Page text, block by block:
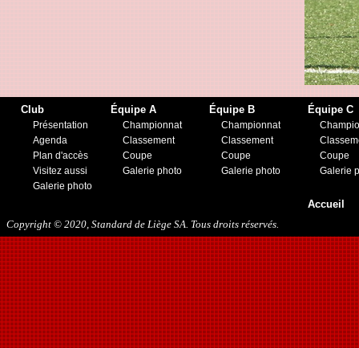
10/03/2018
17/05/2018
22/08/2018
27/10/2018
12/01/2019
Club
Présentation
Agenda
Plan d'accès
Visitez aussi
Galerie photo
Équipe A
Championnat
Classement
Coupe
Galerie photo
Équipe B
Championnat
Classement
Coupe
Galerie photo
Équipe C
Coupe
Galerie
Accueil
Copyright © 2020, Standard de Liège SA. Tous droits réservés.